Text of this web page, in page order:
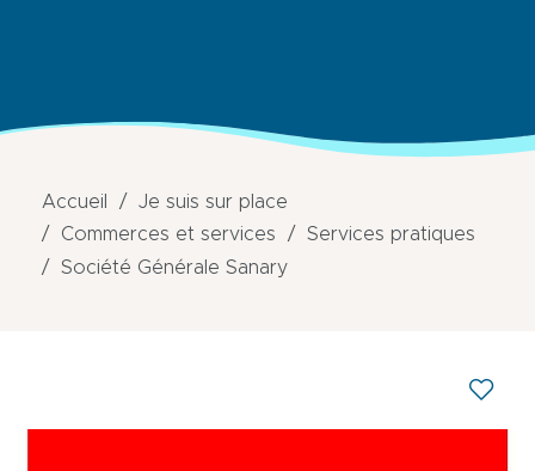
Accueil
Je suis sur place
Commerces et services
Services pratiques
Société Générale Sanary